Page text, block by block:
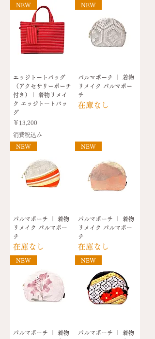
NEW
エッジトートバッグ
（アクセサリーポーチ
付き）｜ 着物リメイ
ク エッジトートバッ
グ
価格
￥13,200
消費税込み
NEW
パルマポーチ ｜ 着物
リメイク パルマポー
チ
在庫なし
NEW
パルマポーチ ｜ 着物
リメイク パルマポー
チ
在庫なし
NEW
パルマポーチ ｜ 着物
リメイク パルマポー
チ
在庫なし
NEW
パルマポーチ ｜ 着物
NEW
パルマポーチ ｜ 着物